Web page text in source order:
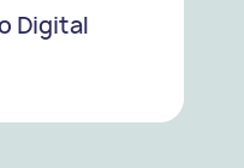
Digital